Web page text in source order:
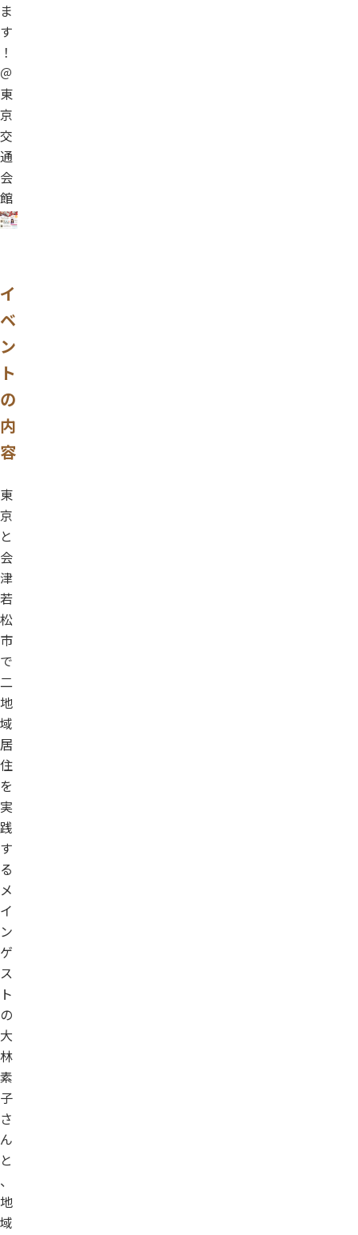
ま
す
！
＠
東
京
交
通
会
館
イ
ベ
ン
ト
の
内
容
東
京
と
会
津
若
松
市
で
二
地
域
居
住
を
実
践
す
る
メ
イ
ン
ゲ
ス
ト
の
大
林
素
子
さ
ん
と
、
地
域